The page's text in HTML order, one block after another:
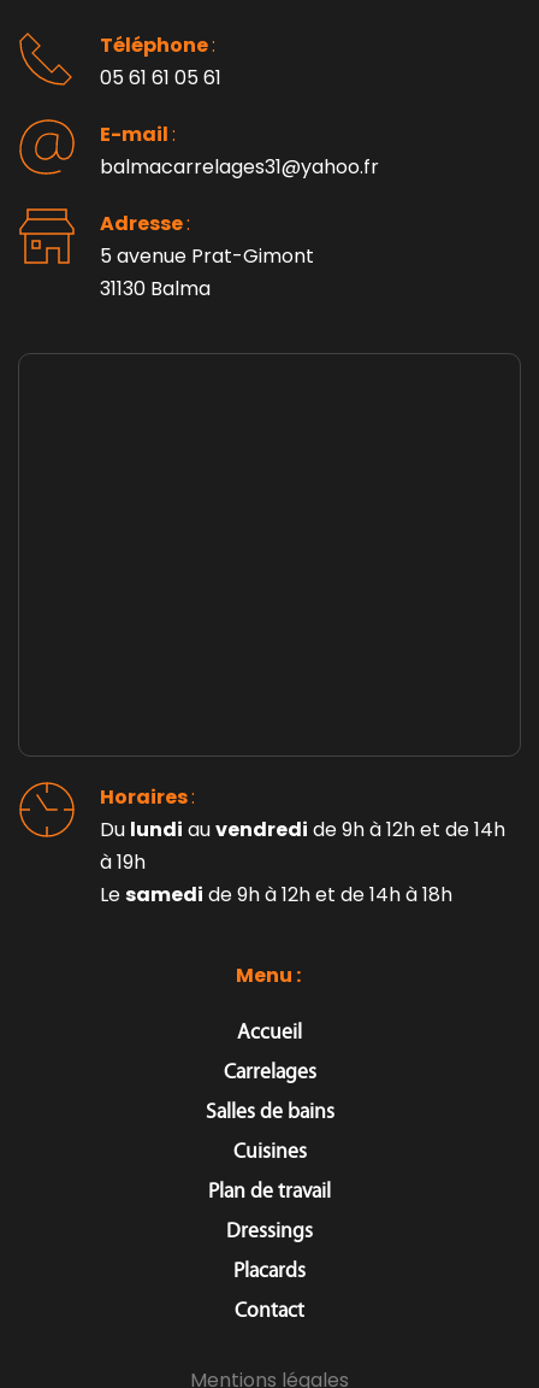
Menu :
Accueil
Carrelages
Salles de bains
Cuisines
Plan de travail
Dressings
Placards
Contact
Horaires :
Du lundi au vendredi de 9h à 12h et de 14h
à 19h
Le samedi de 9h à 12h et de 14h à 18h
Téléphone :
05 61 61 05 61
E-mail :
balmacarrelages31@yahoo.fr
Adresse :
5 avenue Prat-Gimont
31130 Balma
Mentions légales